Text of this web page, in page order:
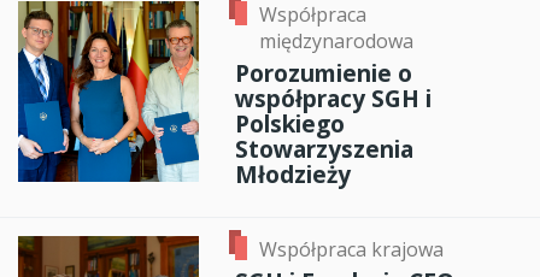
Współpraca
międzynarodowa
Porozumienie o
współpracy SGH i
Polskiego
Stowarzyszenia
Młodzieży
Współpraca krajowa